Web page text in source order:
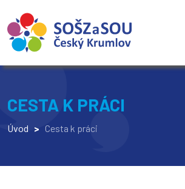
CESTA K PRÁCI
Úvod > Cesta k práci